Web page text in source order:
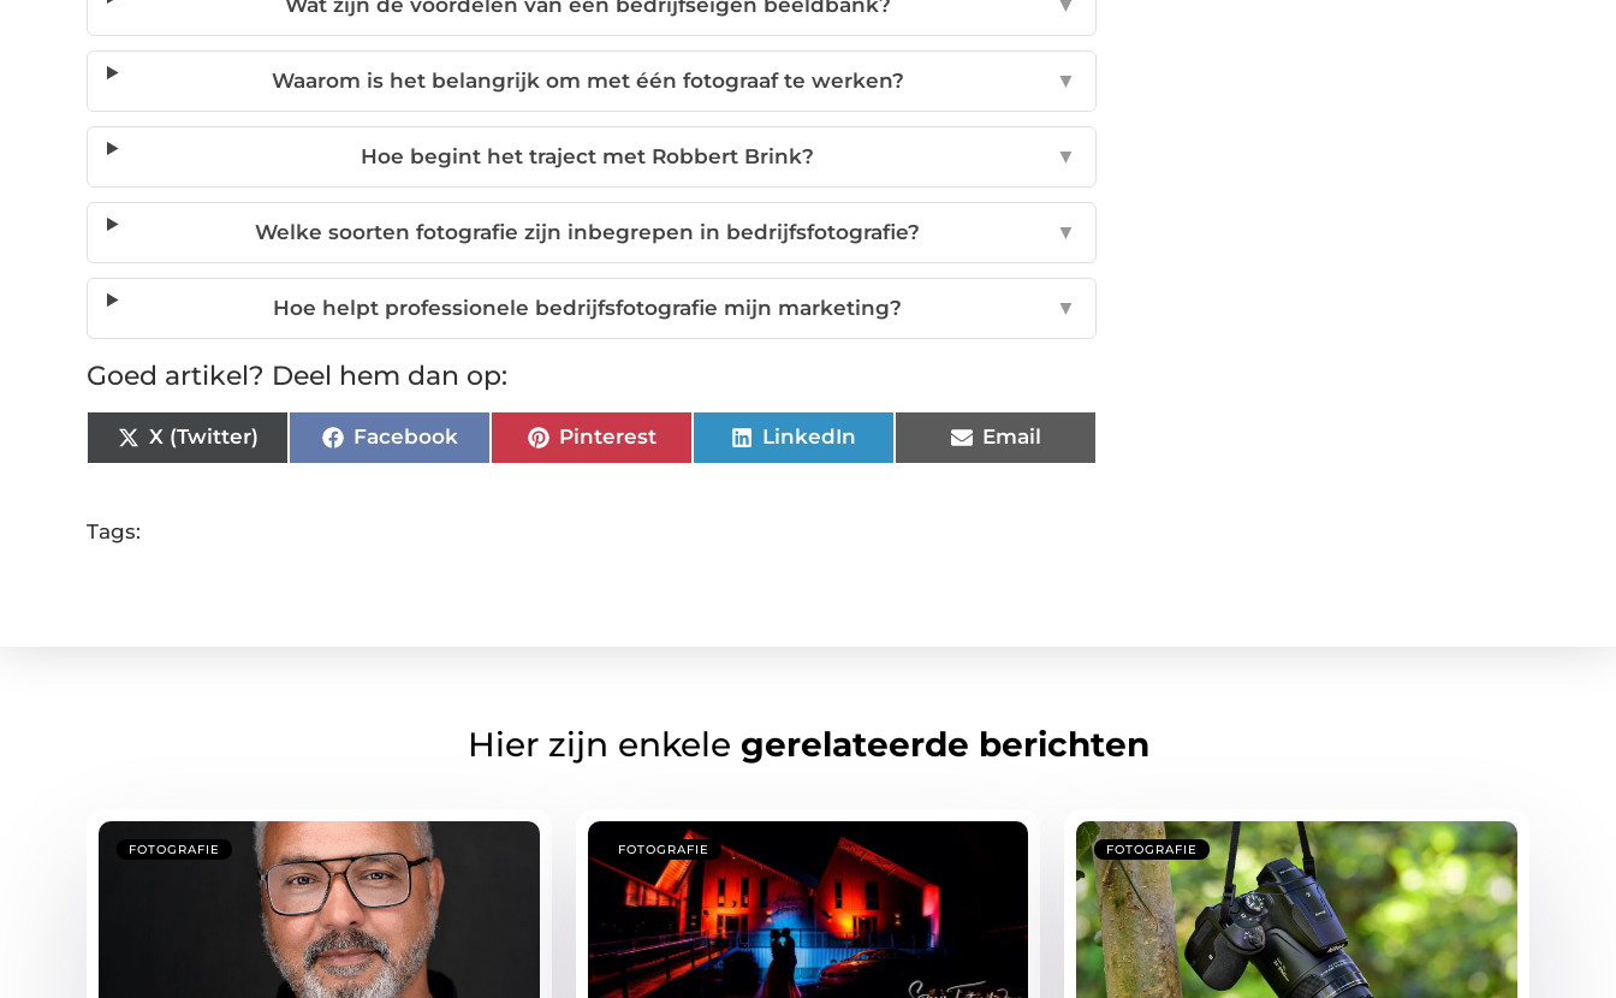
Waarom is het belangrijk om met één fotograaf te werken? ▼
Hoe begint het traject met Robbert Brink? ▼
Welke soorten fotografie zijn inbegrepen in bedrijfsfotografie? ▼
Hoe helpt professionele bedrijfsfotografie mijn marketing? ▼
Goed artikel? Deel hem dan op:
X (Twitter) Facebook Pinterest LinkedIn Email
Tags:
Hier zijn enkele gerelateerde berichten
FOTOGRAFIE FOTOGRAFIE FOTOGRAFIE